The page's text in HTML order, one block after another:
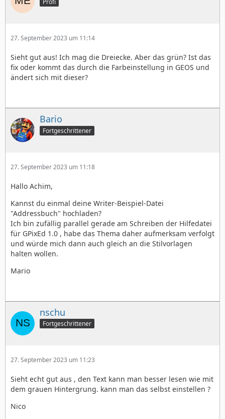
27. September 2023 um 11:14
Sieht gut aus! Ich mag die Dreiecke. Aber das grün? Ist das
fix oder kommt das durch die Farbeinstellung in GEOS und
ändert sich mit dieser?
Bario
Fortgeschrittener
27. September 2023 um 11:18
Hallo Achim,
Kannst du einmal deine Writer-Beispiel-Datei
"Addressbuch" hochladen?
Ich bin zufällig parallel gerade am Schreiben der Hilfedatei
für GPixEd 1.0 , habe das Thema daher aufmerksam verfolgt
und würde mich dann auch gleich an die Stilvorlagen
halten wollen.
Mario
nschu
Fortgeschrittener
27. September 2023 um 11:23
Sieht echt gut aus , den Text kann man besser lesen wie mit
dem grauen Hintergrung. kann man das selbst einstellen ?
Nico